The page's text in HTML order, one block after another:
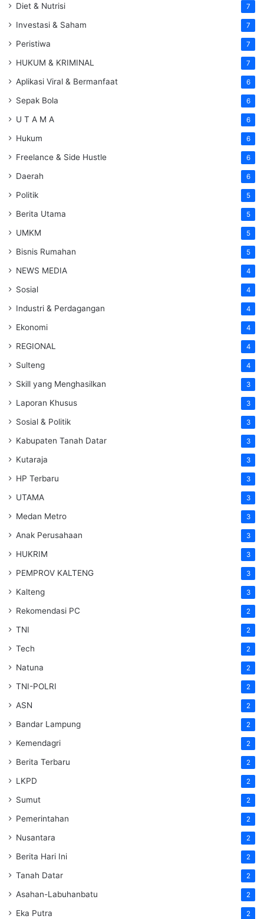
Diet & Nutrisi 7
Investasi & Saham 7
Peristiwa 7
HUKUM & KRIMINAL 7
Aplikasi Viral & Bermanfaat 6
Sepak Bola 6
U T A M A 6
Hukum 6
Freelance & Side Hustle 6
Daerah 6
Politik 5
Berita Utama 5
UMKM 5
Bisnis Rumahan 5
NEWS MEDIA 4
Sosial 4
Industri & Perdagangan 4
Ekonomi 4
REGIONAL 4
Sulteng 4
Skill yang Menghasilkan 3
Laporan Khusus 3
Sosial & Politik 3
Kabupaten Tanah Datar 3
Kutaraja 3
HP Terbaru 3
UTAMA 3
Medan Metro 3
Anak Perusahaan 3
HUKRIM 3
PEMPROV KALTENG 3
Kalteng 3
Rekomendasi PC 2
TNI 2
Tech 2
Natuna 2
TNI-POLRI 2
ASN 2
Bandar Lampung 2
Kemendagri 2
Berita Terbaru 2
LKPD 2
Sumut 2
Pemerintahan 2
Nusantara 2
Berita Hari Ini 2
Tanah Datar 2
Asahan-Labuhanbatu 2
Eka Putra 2